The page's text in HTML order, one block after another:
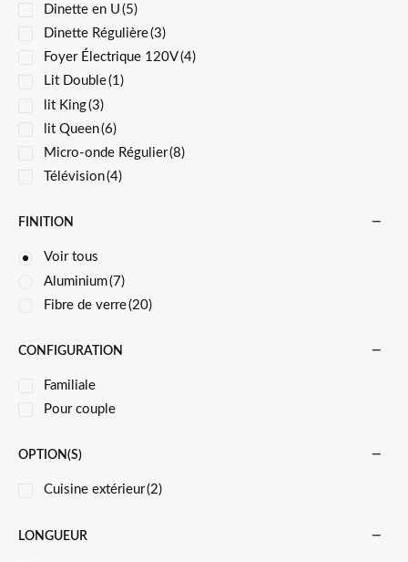
Dinette en U (5)
Dinette Régulière(3)
Foyer Électrique 120V(4)
Lit Double(1)
lit King(3)
lit Queen(6)
Micro-onde Régulier(8)
Télévision(4)
FINITION
Voir tous
Aluminium(7)
Fibre de verre(20)
CONFIGURATION
Familiale
Pour couple
OPTION(S)
Cuisine extérieur(2)
LONGUEUR